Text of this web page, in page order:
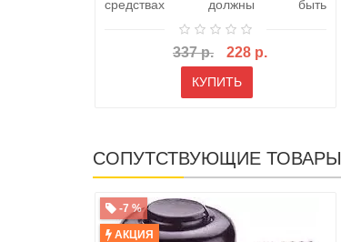
средствах должны быть
установлены лампы б..
337 р. 228 р.
КУПИТЬ
СОПУТСТВУЮЩИЕ ТОВАРЫ
-7 %
АКЦИЯ